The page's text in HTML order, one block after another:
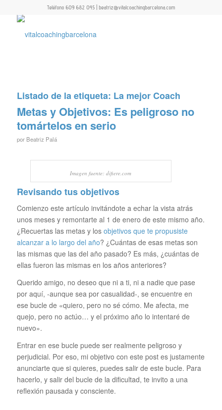
Teléfono 609 682 045 | beatriz@vitalcoachingbarcelona.com
Listado de la etiqueta: La mejor Coach
Metas y Objetivos: Es peligroso no
tomártelos en serio
por Beatriz Palá
Imagen fuente: difiere.com
Revisando tus objetivos
Comienzo este artículo invitándote a echar la vista atrás
unos meses y remontarte al 1 de enero de este mismo año.
¿Recuertas las metas y los objetivos que te propusiste
alcanzar a lo largo del año? ¿Cuántas de esas metas son
las mismas que las del año pasado? Es más, ¿cuántas de
ellas fueron las mismas en los años anteriores?
Querido amigo, no deseo que ni a ti, ni a nadie que pase
por aquí, -aunque sea por casualidad-, se encuentre en
ese bucle de «quiero, pero no sé cómo. Me afecta, me
quejo, pero no actúo… y el próximo año lo intentaré de
nuevo».
Entrar en ese bucle puede ser realmente peligroso y
perjudicial. Por eso, mi objetivo con este post es justamente
anunciarte que si quieres, puedes salir de este bucle. Para
hacerlo, y salir del bucle de la dificultad, te invito a una
reflexión pausada y consciente.